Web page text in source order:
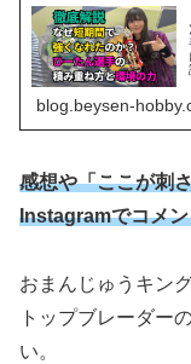
blog.beysen-
感想や「ここが刺
Instagramでコメ
おまんじゅうキン
トップブレーダー
い。